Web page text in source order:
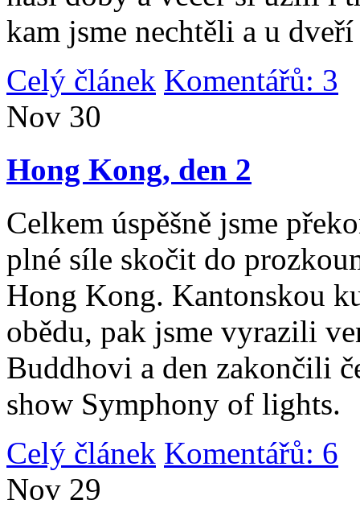
kam jsme nechtěli a u
Celý článek Komentářů: 3
Nov 30
Hong Kong, den 2
Celkem úspěšně jsme
plné síle skočit do
Hong Kong. Kantonskou
obědu, pak jsme vyrazili
Buddhovi a den zakončili
show Symphony of lights.
Celý článek Komentářů: 6
Nov 29